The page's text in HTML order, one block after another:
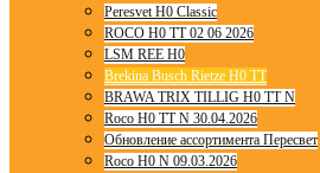
Peresvet H0 Classic
ROCO H0 TT 02 06 2026
LSM REE H0
Brekina Busch Rietze H0 TT
BRAWA TRIX TILLIG H0 TT N
Roco H0 TT N 30.04.2026
Обновление ассортимента Пересвет
Roco H0 N 09.03.2026